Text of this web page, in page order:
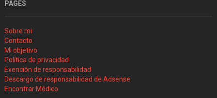
PAGES
Sobre mi
Contacto
Mi objetivo
Política de privacidad
Exención de responsabilidad
Descargo de responsabilidad de Adsense
Encontrar Médico